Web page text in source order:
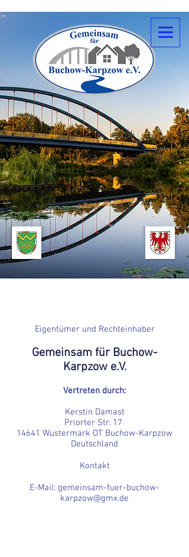
Eigentümer und Rechteinhaber
Gemeinsam für Buchow-
Karpzow e.V.
Vertreten durch:
Kerstin Damast
Priorter Str. 17
14641 Wustermark OT Buchow-Karpzow
Deutschland
Kontakt
E-Mail: gemeinsam-fuer-buchow-
karpzow@gmx.de